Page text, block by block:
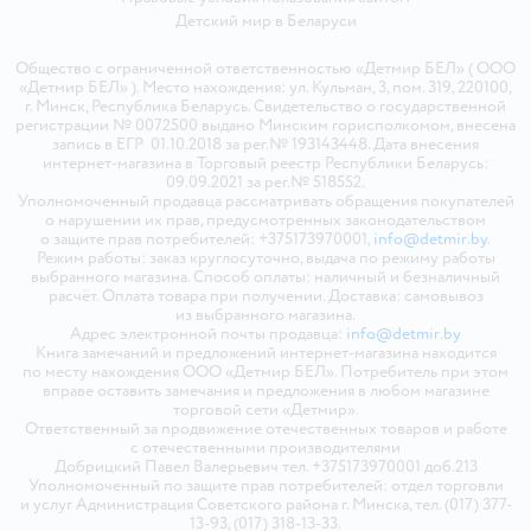
Детский мир в Беларуси
Общество с ограниченной ответственностью «Детмир БЕЛ» ( ООО
«Детмир БЕЛ» ). Место нахождения: ул. Кульман, 3, пом. 319, 220100,
г. Минск, Республика Беларусь. Свидетельство о государственной
регистрации № 0072500 выдано Минским горисполкомом, внесена
запись в ЕГР 01.10.2018 за рег.№ 193143448. Дата внесения
интернет-магазина в Торговый реестр Республики Беларусь:
09.09.2021 за рег.№ 518552.
Уполномоченный продавца рассматривать обращения покупателей
о нарушении их прав, предусмотренных законодательством
о защите прав потребителей: +375173970001, info@detmir.by.
Режим работы: заказ круглосуточно, выдача по режиму работы
выбранного магазина. Способ оплаты: наличный и безналичный
расчёт. Оплата товара при получении. Доставка: самовывоз
из выбранного магазина.
Адрес электронной почты продавца: info@detmir.by
Книга замечаний и предложений интернет-магазина находится
по месту нахождения ООО «Детмир БЕЛ». Потребитель при этом
вправе оставить замечания и предложения в любом магазине
торговой сети «Детмир».
Ответственный за продвижение отечественных товаров и работе
с отечественными производителями
Добрицкий Павел Валерьевич тел. +375173970001 доб.213
Уполномоченный по защите прав потребителей: отдел торговли
и услуг Администрация Советского района г. Минска, тел. (017) 377-
13-93, (017) 318-13-33.